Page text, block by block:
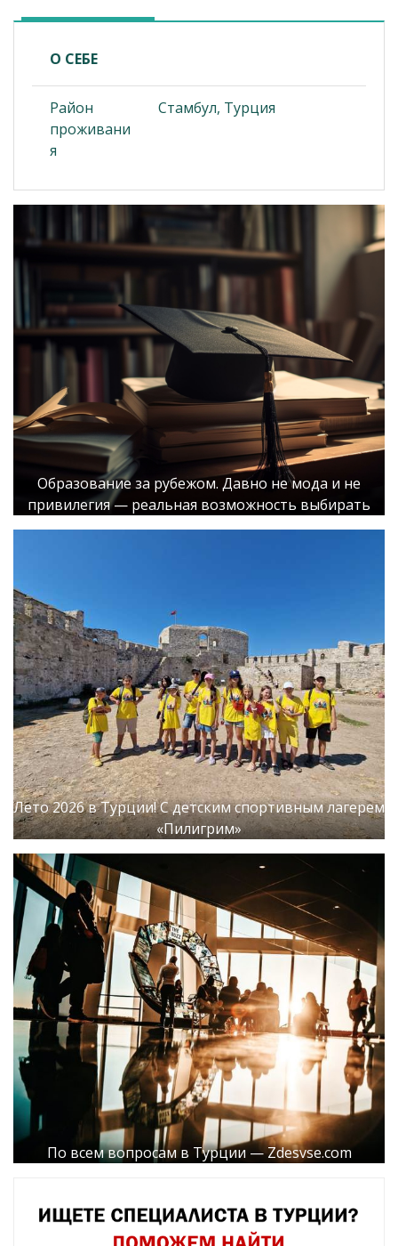
О СЕБЕ
Район
проживани
я
Стамбул, Турция
Образование за рубежом. Давно не мода и не
привилегия — реальная возможность выбирать
Лето 2026 в Турции! С детским спортивным лагерем
«Пилигрим»
По всем вопросам в Турции — Zdesvse.com